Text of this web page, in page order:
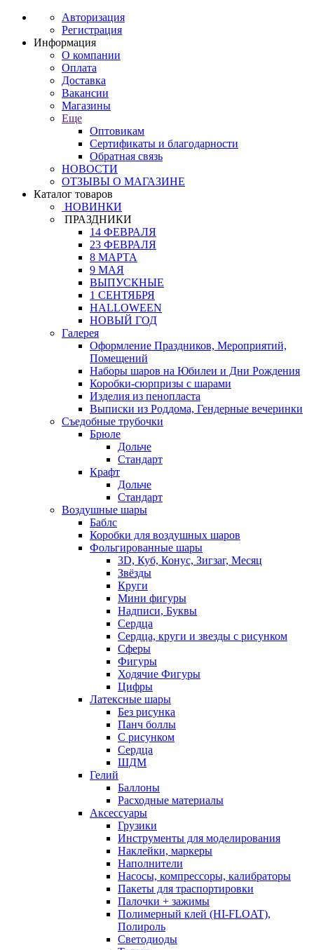
Авторизация
Регистрация
Информация
О компании
Оплата
Доставка
Вакансии
Магазины
Еще
Оптовикам
Сертификаты и благодарности
Обратная связь
НОВОСТИ
ОТЗЫВЫ О МАГАЗИНЕ
Каталог товаров
НОВИНКИ
ПРАЗДНИКИ
14 ФЕВРАЛЯ
23 ФЕВРАЛЯ
8 МАРТА
9 МАЯ
ВЫПУСКНЫЕ
1 СЕНТЯБРЯ
HALLOWEEN
НОВЫЙ ГОД
Галерея
Оформление Праздников, Мероприятий,
Помещений
Наборы шаров на Юбилеи и Дни Рождения
Коробки-сюрпризы с шарами
Изделия из пенопласта
Выписки из Роддома, Гендерные вечеринки
Съедобные трубочки
Брюле
Дольче
Стандарт
Крафт
Дольче
Стандарт
Воздушные шары
Баблс
Коробки для воздушных шаров
Фольгированные шары
3D, Куб, Конус, Зигзаг, Месяц
Звёзды
Круги
Мини фигуры
Надписи, Буквы
Сердца
Сердца, круги и звезды с рисунком
Сферы
Фигуры
Ходячие Фигуры
Цифры
Латексные шары
Без рисунка
Панч боллы
С рисунком
Сердца
ШДМ
Гелий
Баллоны
Расходные материалы
Аксессуары
Грузики
Инструменты для моделирования
Наклейки, маркеры
Наполнители
Насосы, компрессоры, калибраторы
Пакеты для траспортировки
Палочки + зажимы
Полимерный клей (HI-FLOAT),
Полироль
Светодиоды